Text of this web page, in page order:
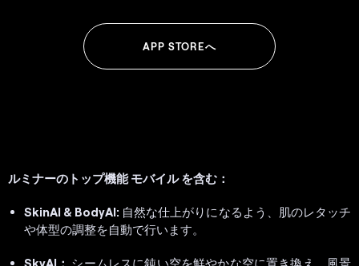
APP STOREへ
ルミナーのトップ機能モバイルを含む：
SkinAI & BodyAI: 自然な仕上がりになるよう、肌のレタッチ
や体型の調整を自動で行います。
SkyAI： シームレスに鈍い空を鮮やかな空に置き換え、風景